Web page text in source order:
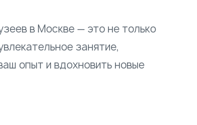
в Москве — это не только
занятие,
опыт и вдохновить новые